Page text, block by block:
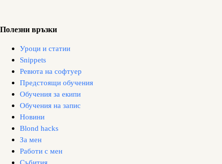
Полезни връзки
Уроци и статии
Snippets
Ревюта на софтуер
Предстоящи обучения
Обучения за екипи
Обучения на запис
Новини
Blond hacks
За мен
Работи с мен
Събития